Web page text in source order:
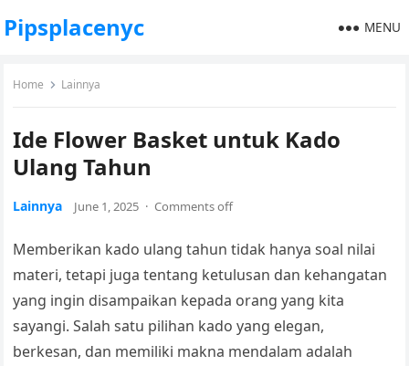
Pipsplacenyc MENU
Home Lainnya
Ide Flower Basket untuk Kado
Ulang Tahun
Lainnya June 1, 2025 · Comments off
Memberikan kado ulang tahun tidak hanya soal nilai
materi, tetapi juga tentang ketulusan dan kehangatan
yang ingin disampaikan kepada orang yang kita
sayangi. Salah satu pilihan kado yang elegan,
berkesan, dan memiliki makna mendalam adalah